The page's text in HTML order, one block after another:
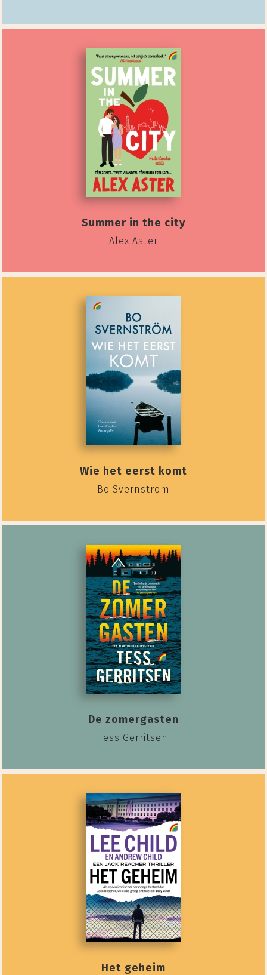
Summer in the city
Alex Aster
Wie het eerst komt
Bo Svernström
De zomergasten
Tess Gerritsen
Het geheim